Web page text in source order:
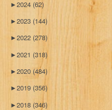
►2024 (62)
►2023 (144)
►2022 (278)
►2021 (318)
►2020 (484)
►2019 (356)
►2018 (346)